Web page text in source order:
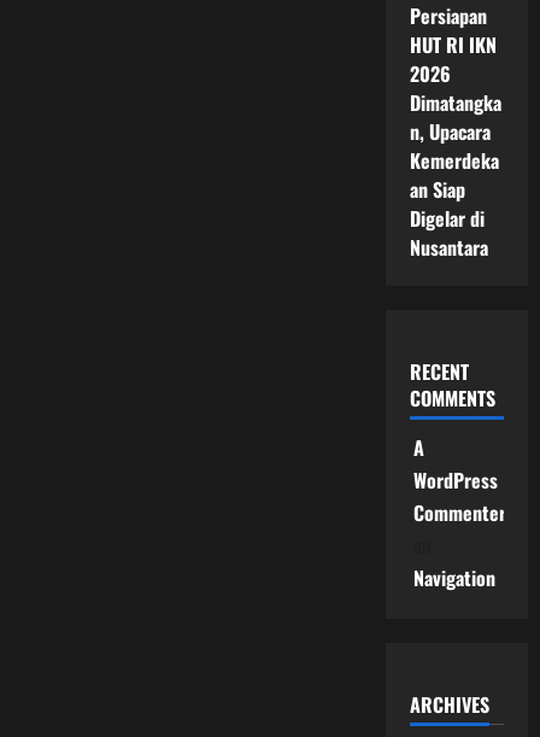
Persiapan
HUT RI IKN
2026
Dimatangka
n, Upacara
Kemerdeka
an Siap
Digelar di
Nusantara
RECENT
COMMENTS
A
WordPress
Commenter
Navigation
ARCHIVES